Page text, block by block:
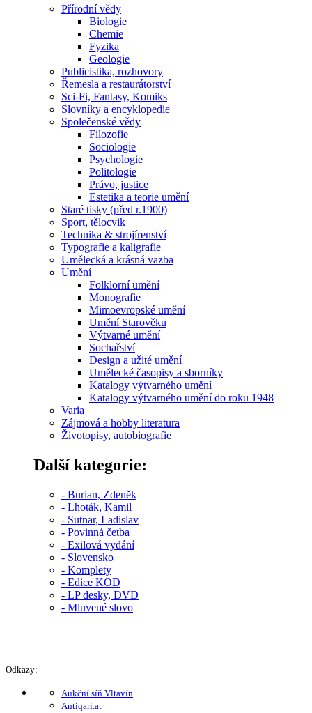
Přírodní vědy
Biologie
Chemie
Fyzika
Geologie
Publicistika, rozhovory
Řemesla a restaurátorství
Sci-Fi, Fantasy, Komiks
Slovníky a encyklopedie
Společenské vědy
Filozofie
Sociologie
Psychologie
Politologie
Právo, justice
Estetika a teorie umění
Staré tisky (před r.1900)
Sport, tělocvik
Technika & strojírenství
Typografie a kaligrafie
Umělecká a krásná vazba
Umění
Folklorní umění
Monografie
Mimoevropské umění
Umění Starověku
Výtvarné umění
Sochařství
Design a užité umění
Umělecké časopisy a sborníky
Katalogy výtvarného umění
Katalogy výtvarného umění do roku 1948
Varia
Zájmová a hobby literatura
Životopisy, autobiografie
Další kategorie:
- Burian, Zdeněk
- Lhoták, Kamil
- Sutnar, Ladislav
- Povinná četba
- Exilová vydání
- Slovensko
- Komplety
- Edice KOD
- LP desky, DVD
- Mluvené slovo
Odkazy:
Aukční síň Vltavín
Antiqari.at